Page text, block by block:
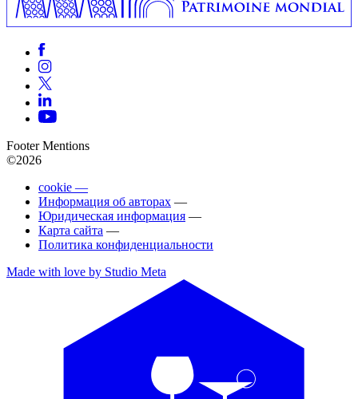
Footer Mentions
©2026
cookie —
Информация об авторах —
Юридическая информация —
Карта сайта —
Политика конфиденциальности
Made with love by Studio Meta